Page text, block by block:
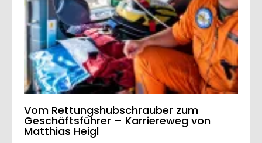
Vom Rettungshubschrauber zum
Geschäftsführer – Karriereweg von
Matthias Heigl